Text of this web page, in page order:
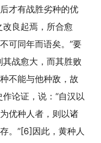
才有战胜劣种的优
改良起焉，所合愈
可同年而语矣。”要
战愈大，而其胜败
不能与他种敌，故
论证，说：“自汉以
优种人者，则以诸
。”[6]因此，黄种人